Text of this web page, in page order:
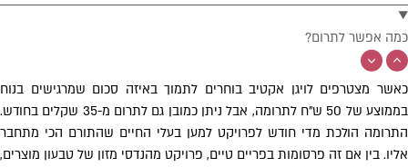
כמה אפשר לתרום?
כאשר מצטרפים לויגן אקטיב בוחרים לתמוך באיזה סכום שמרגישים בנוח
בממוצע של 50 ש"ח לתרומה, אבל ניתן כמובן גם לתרום מ-35 שקלים בחודש.
התרומה הולכת מדי חודש לפרויקט למען בעלי החיים שהתורם הכי מתחבר
אליו. בין אם זה פרסומות בפריים טיים, פרויקט מהנדסי מזון של טבעון מוצרים,